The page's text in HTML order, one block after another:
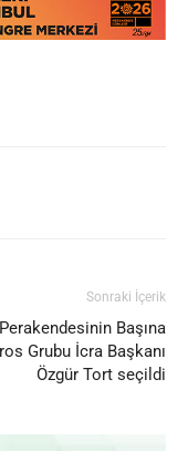
Sonraki İçerik
Başına
Grubu İcra Başkanı
Özgür Tort seçildi